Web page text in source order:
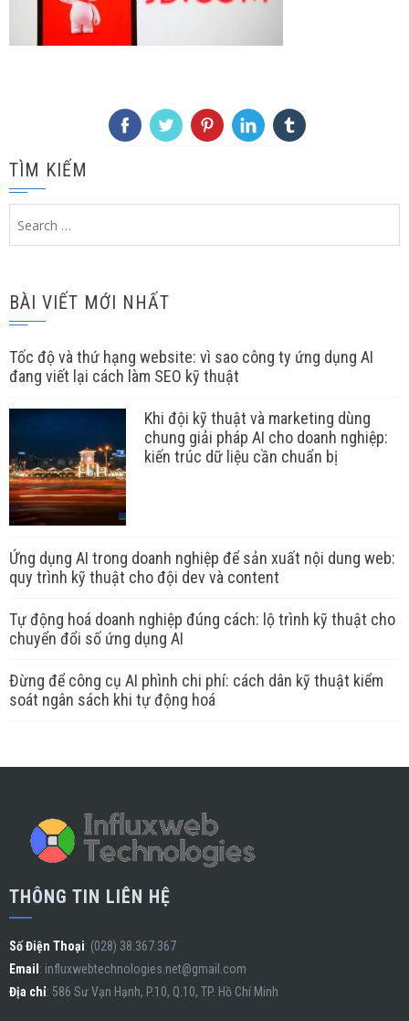
TÌM KIẾM
BÀI VIẾT MỚI NHẤT
Tốc độ và thứ hạng website: vì sao công ty ứng dụng AI
đang viết lại cách làm SEO kỹ thuật
Khi đội kỹ thuật và marketing dùng
chung giải pháp AI cho doanh nghiệp:
kiến trúc dữ liệu cần chuẩn bị
Ứng dụng AI trong doanh nghiệp để sản xuất nội dung web:
quy trình kỹ thuật cho đội dev và content
Tự động hoá doanh nghiệp đúng cách: lộ trình kỹ thuật cho
chuyển đổi số ứng dụng AI
Đừng để công cụ AI phình chi phí: cách dân kỹ thuật kiểm
soát ngân sách khi tự động hoá
THÔNG TIN LIÊN HỆ
Số Điện Thoại: (028) 38.367.367
Email : influxwebtechnologies.net@gmail.com
Địa chỉ: 586 Sư Vạn Hạnh, P.10, Q.10, TP. Hồ Chí Minh